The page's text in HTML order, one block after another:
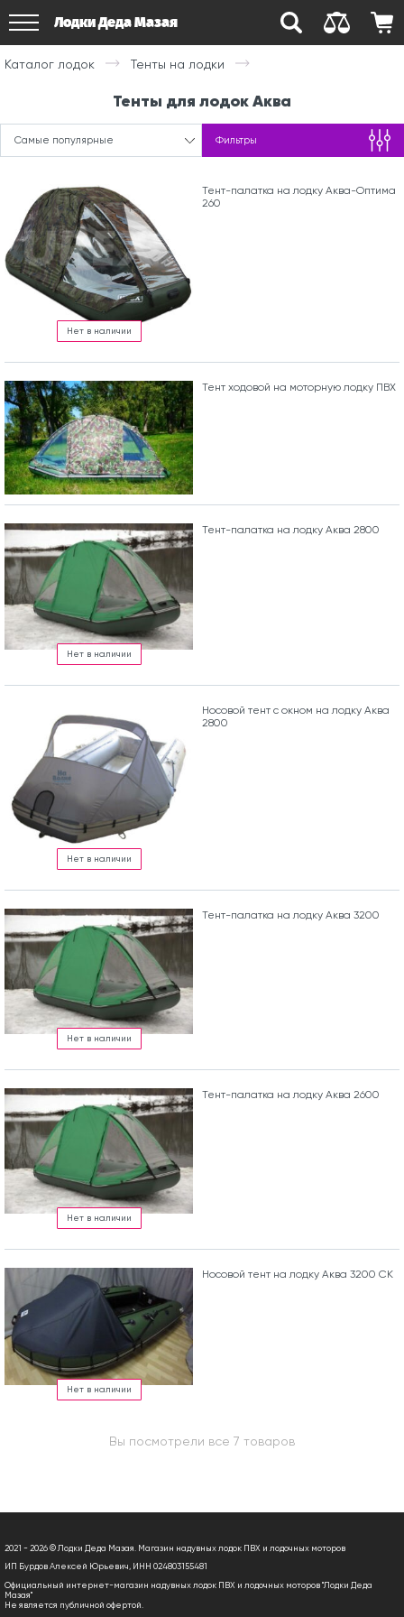
Лодки Деда Мазая
Каталог лодок Тенты на лодки
Тенты для лодок Аква
Самые популярные Фильтры
Нет в наличии
Тент-палатка на лодку Аква-Оптима
260
Тент ходовой на моторную лодку ПВХ
Нет в наличии
Тент-палатка на лодку Аква 2800
Нет в наличии
Носовой тент с окном на лодку Аква
2800
Нет в наличии
Тент-палатка на лодку Аква 3200
Нет в наличии
Тент-палатка на лодку Аква 2600
Нет в наличии
Носовой тент на лодку Аква 3200 СК
Вы посмотрели все 7 товаров
2021 - 2026 © Лодки Деда Мазая. Магазин надувных лодок ПВХ и лодочных моторов
ИП Бурдов Алексей Юрьевич, ИНН 024803155481
Официальный интернет-магазин надувных лодок ПВХ и лодочных моторов "Лодки Деда
Мазая"
Не является публичной офертой.